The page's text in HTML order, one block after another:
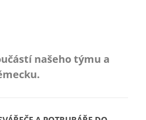
našeho týmu a